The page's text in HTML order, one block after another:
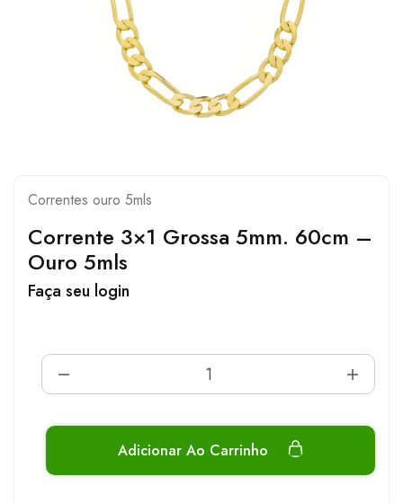
Correntes ouro 5mls
Corrente 3×1 Grossa 5mm. 60cm –
Ouro 5mls
Faça seu login
Adicionar Ao Carrinho